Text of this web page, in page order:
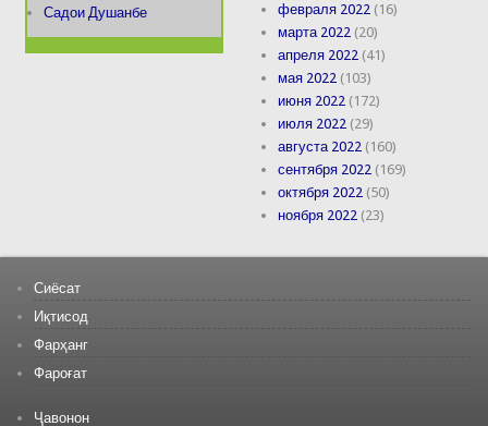
Садои Душанбе
февраля 2022 (16)
марта 2022 (20)
апреля 2022 (41)
мая 2022 (103)
июня 2022 (172)
июля 2022 (29)
августа 2022 (160)
сентября 2022 (169)
октября 2022 (50)
ноября 2022 (23)
Сиёсат
Иқтисод
Фарҳанг
Фароғат
Ҷавонон